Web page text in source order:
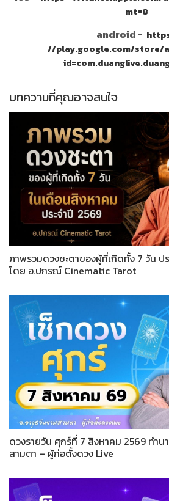
mt=8
android -
//play.google.com/store/
บทความที่คุณอาจสนใจ
ภาพรวมดวงชะตาของผู้ที่เกิดทั้ง 7 วัน ป
โดย อ.ปกรณ์ Cinematic Tarot
ดวงรายวัน ศุกร์ที่ 7 สิงหาคม 2569 ทำน
สามตา – ผู้ก่อตั้งดวง Live